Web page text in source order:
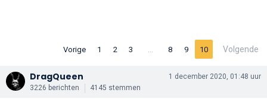
Vorige 1 2 3 8 9 10 Volgende
DragQueen
3226 berichten 4145 stemmen
1 december 2020, 01:48 uur